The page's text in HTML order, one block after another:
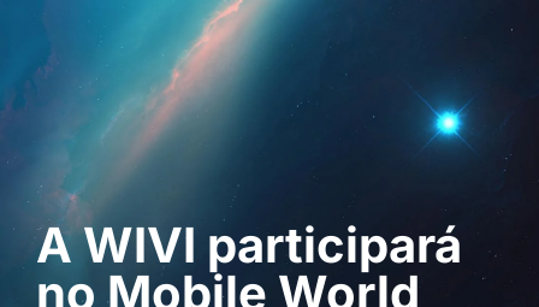
demonstração
A WIVI participará
no Mobile World